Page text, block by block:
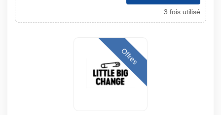
3 fois utilisé
Offres